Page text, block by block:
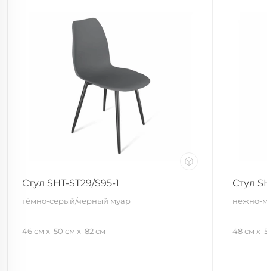
Стул SHT-ST29/S95-1
тёмно-серый/черный муар
46 см 50 см 82 см
Стул
нежно-
48 см